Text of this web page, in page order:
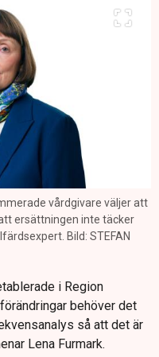
vårdgivare väljer att
ersättningen inte täcker
Bild: STEFAN
i Region
behöver det
så att det är
Lena Furmark.